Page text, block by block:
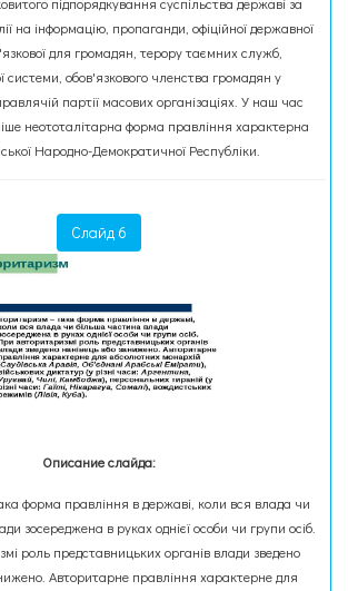
на інформацію, пропаганди, офіційної державної
для громадян, терору таємних служб,
системи, обов'язкового членства громадян у
партії масових організаціях. У наш час
неототалітарна форма правління характерна
Народно-Демократичної Республіки.
Слайд 6
Описание слайда:
форма правління в державі, коли вся влада чи
зосереджена в руках однієї особи чи групи осіб.
роль представницьких органів влади зведено
Авторитарне правління характерне для